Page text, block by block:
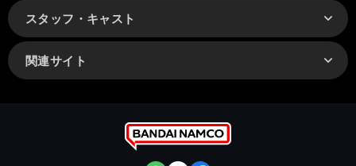
スタッフ・キャスト
関連サイト